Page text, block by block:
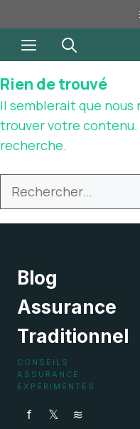
au
contenuMenu
Rien de trouvé
Il semblerait que nous
trouver votre contenu.
recherche.
Rechercher :
Blog
Assurance
Traditionnel
CONSEILS
ASSURANCE
EXPÉRIMENTÉS
f 𝕏 ≋